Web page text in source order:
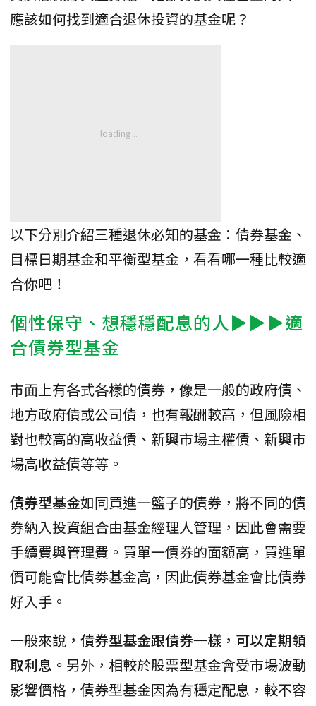
應該如何找到適合退休投資的基金呢？
以下分別介紹三種退休必知的基金：債券基金、
目標日期基金和平衡型基金，看看哪一種比較適
合你吧！
個性保守、想穩穩配息的人▶▶▶適
合債券型基金
市面上有各式各樣的債券，像是一般的政府債、
地方政府債或公司債，也有報酬較高，但風險相
對也較高的高收益債、新興市場主權債、新興市
場高收益債等等。
債券型基金如同買進一籃子的債券，將不同的債
券納入投資組合由基金經理人管理，因此會需要
手續費與管理費。買單一債券的面額高，買進單
價可能會比債劵基金高，因此債券基金會比債券
好入手。
一般來說 ，債券型基金跟債券一樣，可以定期領
取利息。 另外，相較於股票型基金會受市場波動
影響價格，債券型基金因為有穩定配息，較不容